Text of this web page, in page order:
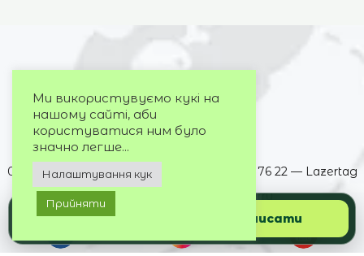
Подзвонити Написати
063 395 73 72 — Cosmo Multimall
050 032 76 22 — Lazertag
099 244 72 73 — DREAM berry
Ми використувуємо кукі на
нашому сайті, аби
користуватися ним було
значно легше...
Налаштування кук
Прийняти